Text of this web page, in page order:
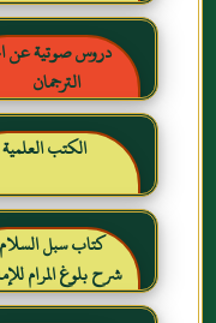
دروس صوتية عن
الترجمان
الكتب العلمية
كتاب سبل
شرح بلوغ المرام
الصنعاني رحمه الله